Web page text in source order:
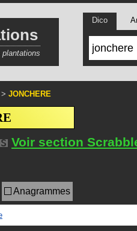
Dico
> JONCHERE
Voir section
Anagrammes